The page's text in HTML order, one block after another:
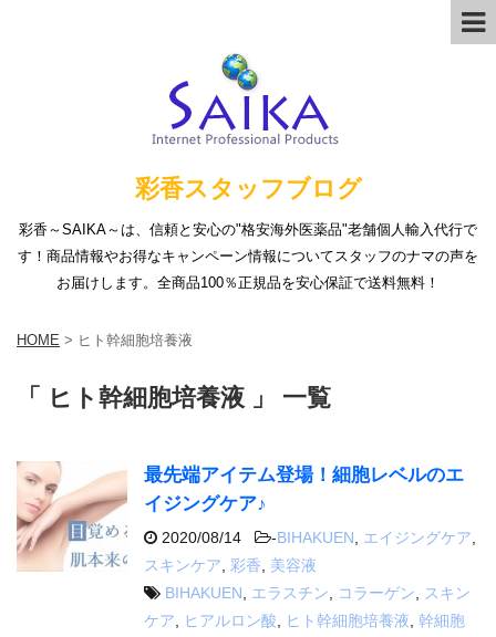
彩香スタッフブログ
彩香～SAIKA～は、信頼と安心の"格安海外医薬品"老舗個人輸入代行で
す！商品情報やお得なキャンペーン情報についてスタッフのナマの声を
お届けします。全商品100％正規品を安心保証で送料無料！
HOME > ヒト幹細胞培養液
「 ヒト幹細胞培養液 」 一覧
最先端アイテム登場！細胞レベルのエ
イジングケア♪
2020/08/14 -BIHAKUEN エイジングケア
スキンケア
彩香
美容液
BIHAKUEN
エラスチン コラーゲン
スキン
ケア
ヒアルロン酸 ヒト幹細胞培養液 幹細胞